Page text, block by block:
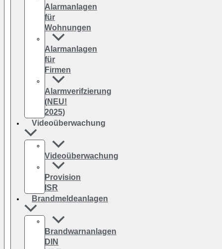
Alarmanlagen
für
Wohnungen
Alarmanlagen
für
Firmen
Alarmverifzierung
(NEU!
2025)
Videoüberwachung
Videoüberwachung
Provision
ISR
Brandmeldeanlagen
Brandwarnanlagen
DIN